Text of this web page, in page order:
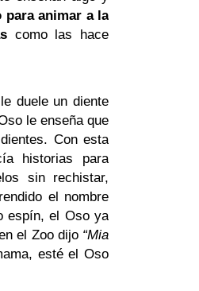
para animar a la
como las hace
duele un diente
le enseña que
Con esta
historias para
sin rechistar,
el nombre
espín, el Oso ya
el Zoo dijo“Mia
esté el Oso